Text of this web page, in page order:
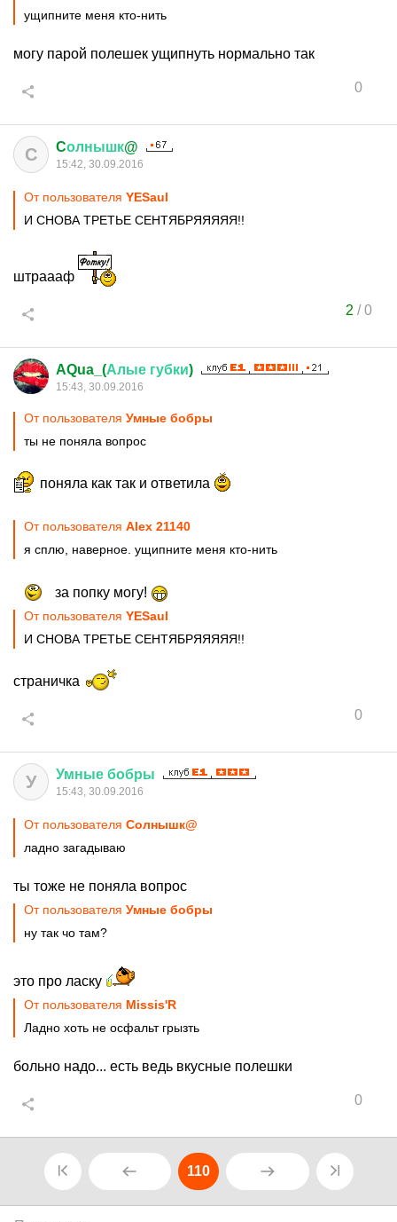
ущипните меня кто-нить
могу парой полешек ущипнуть нормально так
0
C Cолнышк@
15:42, 30.09.2016
От пользователя YESaul
И СНОВА ТРЕТЬЕ СЕНТЯБРЯЯЯЯЯ!!
штраааф
2 /0
AQua_(Алые губки)
15:43, 30.09.2016
От пользователя Умные бобры
ты не поняла вопрос
поняла как так и ответила
От пользователя Alex 21140
я сплю, наверное. ущипните меня кто-нить
за попку могу!
От пользователя YESaul
И СНОВА ТРЕТЬЕ СЕНТЯБРЯЯЯЯЯ!!
страничка
0
У Умные бобры
15:43, 30.09.2016
От пользователя Cолнышк@
ладно загадываю
ты тоже не поняла вопрос
От пользователя Умные бобры
ну так чо там?
это про ласку
От пользователя Missis'R
Ладно хоть не осфальт грызть
больно надо... есть ведь вкусные полешки
0
110